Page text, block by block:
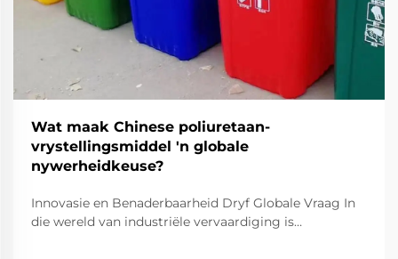
Wat maak Chinese poliuretaan-
vrystellingsmiddel 'n globale
nywerheidkeuse?
Innovasie en Benaderbaarheid Dryf Globale Vraag In
die wereld van industriële vervaardiging is